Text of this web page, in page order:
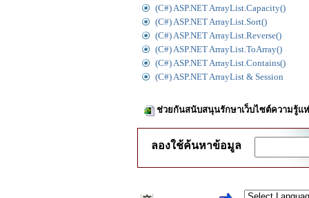
(C#) ASP.NET ArrayList.Capacity()
(C#) ASP.NET ArrayList.Sort()
(C#) ASP.NET ArrayList.Reverse()
(C#) ASP.NET ArrayList.ToArray()
(C#) ASP.NET ArrayList.Contains()
(C#) ASP.NET ArrayList & Session
ช่วยกันสนับสนุนรักษาเว็บไซต์ความรู้แ
ลองใช้ค้นหาข้อมูล